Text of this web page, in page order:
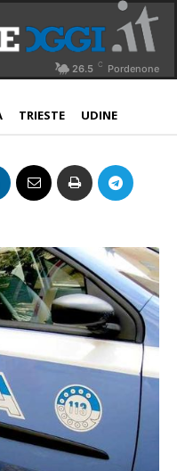
26.5 C Pordenone
TRIESTE UDINE
casa: